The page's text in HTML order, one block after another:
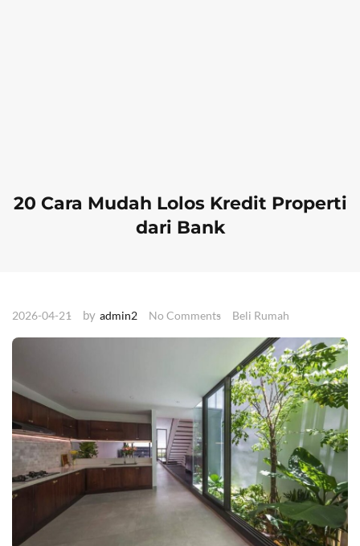
20 Cara Mudah Lolos Kredit Properti
dari Bank
2026-04-21 by admin2 No Comments Beli Rumah